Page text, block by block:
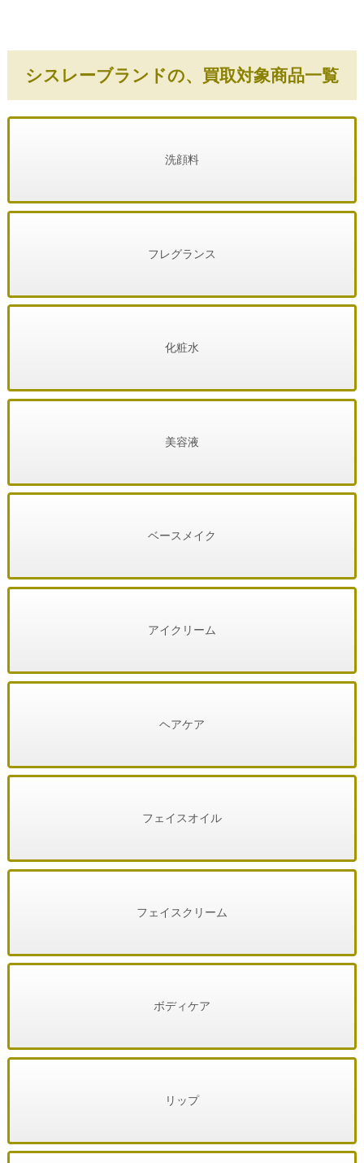
シスレーブランドの、買取対象商品一覧
洗顔料
フレグランス
化粧水
美容液
ベースメイク
アイクリーム
ヘアケア
フェイスオイル
フェイスクリーム
ボディケア
リップ